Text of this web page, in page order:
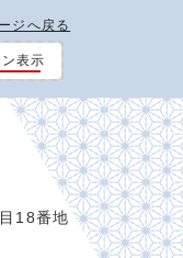
ジへ戻る
表示
目18番地